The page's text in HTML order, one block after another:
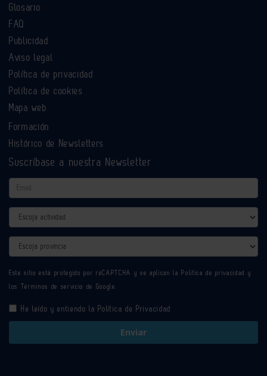
Glosario
FAQ
Publicidad
Aviso legal
Política de privacidad
Política de cookies
Mapa web
Formación
Histórico de Newsletters
Suscríbase a nuestra Newsletter
Email
Actividad
Provincia
Este sitio está protegido por reCAPTCHA y se aplican laPolítica de privacidad y
los Términos de servicio de Google.
He leído y entiendo la Política de Privacidad
Enviar